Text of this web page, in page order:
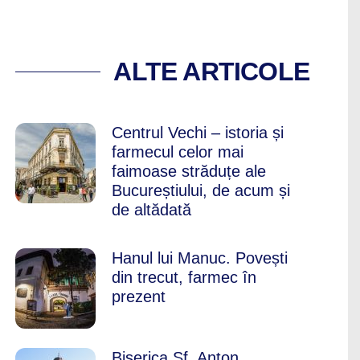
A
ALTE ARTICOLE
Centrul Vechi – istoria și
farmecul celor mai
faimoase străduțe ale
Bucureștiului, de acum și
de altădată
Hanul lui Manuc. Povești
din trecut, farmec în
prezent